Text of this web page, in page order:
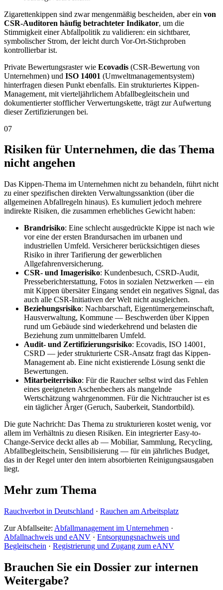
Zigarettenkippen sind zwar mengenmäßig bescheiden, aber ein von
CSR-Auditoren häufig betrachteter Indikator, um die
Stimmigkeit einer Abfallpolitik zu validieren: ein sichtbarer,
symbolischer Strom, der leicht durch Vor-Ort-Stichproben
kontrollierbar ist.
Private Bewertungsraster wie Ecovadis (CSR-Bewertung von
Unternehmen) und ISO 14001 (Umweltmanagementsystem)
hinterfragen diesen Punkt ebenfalls. Ein strukturiertes Kippen-
Management, mit vierteljährlichem Abfallbegleitschein und
dokumentierter stofflicher Verwertungskette, trägt zur Aufwertung
dieser Zertifizierungen bei.
07
Risiken für Unternehmen, die das Thema
nicht angehen
Das Kippen-Thema im Unternehmen nicht zu behandeln, führt nicht
zu einer spezifischen direkten Verwaltungssanktion (über die
allgemeinen Abfallregeln hinaus). Es kumuliert jedoch mehrere
indirekte Risiken, die zusammen erhebliches Gewicht haben:
Brandrisiko: Eine schlecht ausgedrückte Kippe ist nach wie
vor eine der ersten Brandursachen im urbanen und
industriellen Umfeld. Versicherer berücksichtigen dieses
Risiko in ihrer Tarifierung der gewerblichen
Allgefahrenversicherung.
CSR- und Imagerisiko: Kundenbesuch, CSRD-Audit,
Presseberichterstattung, Fotos in sozialen Netzwerken — ein
mit Kippen übersäter Eingang sendet ein negatives Signal, das
auch alle CSR-Initiativen der Welt nicht ausgleichen.
Beziehungsrisiko: Nachbarschaft, Eigentümergemeinschaft,
Hausverwaltung, Kommune — Beschwerden über Kippen
rund um Gebäude sind wiederkehrend und belasten die
Beziehung zum unmittelbaren Umfeld.
Audit- und Zertifizierungsrisiko: Ecovadis, ISO 14001,
CSRD — jeder strukturierte CSR-Ansatz fragt das Kippen-
Management ab. Eine nicht existierende Lösung senkt die
Bewertungen.
Mitarbeiterrisiko: Für die Raucher selbst wird das Fehlen
eines geeigneten Aschenbechers als mangelnde
Wertschätzung wahrgenommen. Für die Nichtraucher ist es
ein täglicher Ärger (Geruch, Sauberkeit, Standortbild).
Die gute Nachricht: Das Thema zu strukturieren kostet wenig, vor
allem im Verhältnis zu diesen Risiken. Ein integrierter Easy-to-
Change-Service deckt alles ab — Mobiliar, Sammlung, Recycling,
Abfallbegleitschein, Sensibilisierung — für ein jährliches Budget,
das in der Regel unter den intern absorbierten Reinigungsausgaben
liegt.
Mehr zum Thema
Rauchverbot in Deutschland · Rauchen am Arbeitsplatz
Zur Abfallseite: Abfallmanagement im Unternehmen ·
Abfallnachweis und eANV · Entsorgungsnachweis und
Begleitschein · Registrierung und Zugang zum eANV
Brauchen Sie ein Dossier zur internen
Weitergabe?